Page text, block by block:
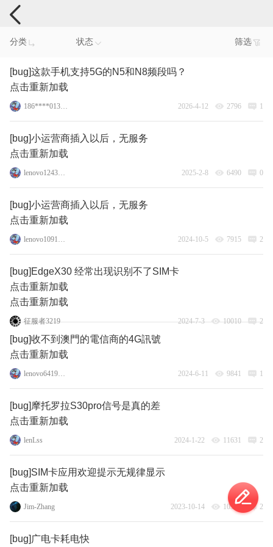
手机反馈
分类 状态 筛选
[bug]这款手机支持5G的N5和N8频段吗？
点击重新加载
186****0132_60 2026-4-12 2796 1
[bug]小运营商插入以后，无服务
点击重新加载
lenovo124346155 2025-2-8 6490 0
[bug]小运营商插入以后，无服务
点击重新加载
lenovo109156355 2024-10-5 7915 2
[bug]EdgeX30 经常出现识别不了SIM卡
点击重新加载
点击重新加载
征服者3219 2024-7-3 10010 2
[bug]收不到澳門的電信商的4G訊號
点击重新加载
lenovo64196223 2024-6-11 9841 1
[bug]摩托罗拉S30pro信号是真的差
点击重新加载
lenLss 2024-1-22 11631 2
[bug]SIM卡应用欢迎提示无规律显示
点击重新加载
Jim-Zhang 2023-10-14 10382 2
[bug]广电卡耗电快